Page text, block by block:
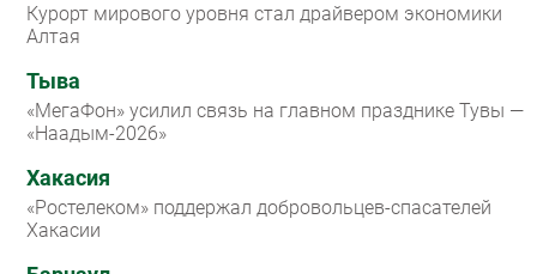
Курорт мирового уровня стал драйвером экономики
Алтая
Тыва
«МегаФон» усилил связь на главном празднике Тувы —
«Наадым-2026»
Хакасия
«Ростелеком» поддержал добровольцев-спасателей
Хакасии